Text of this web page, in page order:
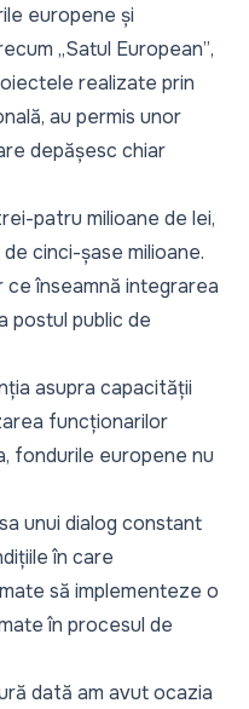
europene și
„Satul European”,
realizate prin
au permis unor
depășesc chiar
patru milioane de lei,
cinci-șase milioane.
înseamnă integrarea
postul public de
asupra capacității
funcționarilor
fondurile europene nu
unui dialog constant
în care
să implementeze o
în procesul de
dată am avut ocazia